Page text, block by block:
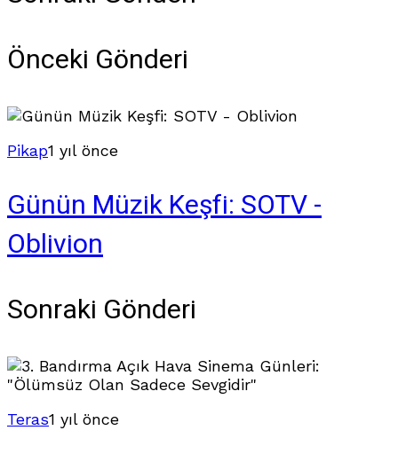
Önceki Gönderi
Pikap1 yıl önce
Günün Müzik Keşfi: SOTV -
Oblivion
Sonraki Gönderi
Teras1 yıl önce